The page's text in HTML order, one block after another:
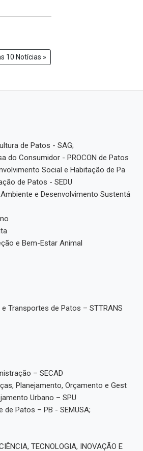
10 Notícias »
de Patos - SAG;
do Consumidor - PROCON de Patos
Social e Habitação de Pa
de Patos - SEDU
e Desenvolvimento Sustentá
e Bem-Estar Animal
Transportes de Patos – STTRANS
– SECAD
Planejamento, Orçamento e Gest
Urbano – SPU
de Patos – PB - SEMUSA;
TECNOLOGIA, INOVAÇÃO E